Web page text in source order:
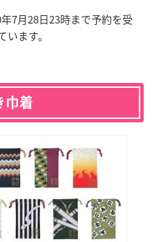
7月28日23時まで予約を受
ます。
巾着